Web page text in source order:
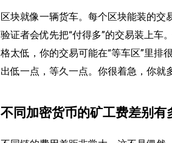
区块就像一辆货车。每个区块能装的
验证者会优先把“付得多”的交易装上车
格太低，你的交易可能在“等车区”里排
出低一点，等久一点。你很着急，你就
不同加密货币的矿工费差别有